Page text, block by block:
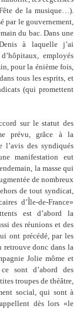
de la musique…).
par le gouvernement,
du bac. Dans une
à laquelle j’ai
employés
pour la énième fois,
tous les esprits, et
(qui promettent
sur le statut des
prévu, grâce à la
l’avis des syndiqués
manifestation eut
la masse qui
de nombreux
de tout syndicat,
d’Île-de-France»
est d’abord la
des réunions et des
ont précédé, par les
retrouve donc dans la
Jolie môme et
sont d’abord des
troupes de théâtre,
social, qui sont à
dès lors «le